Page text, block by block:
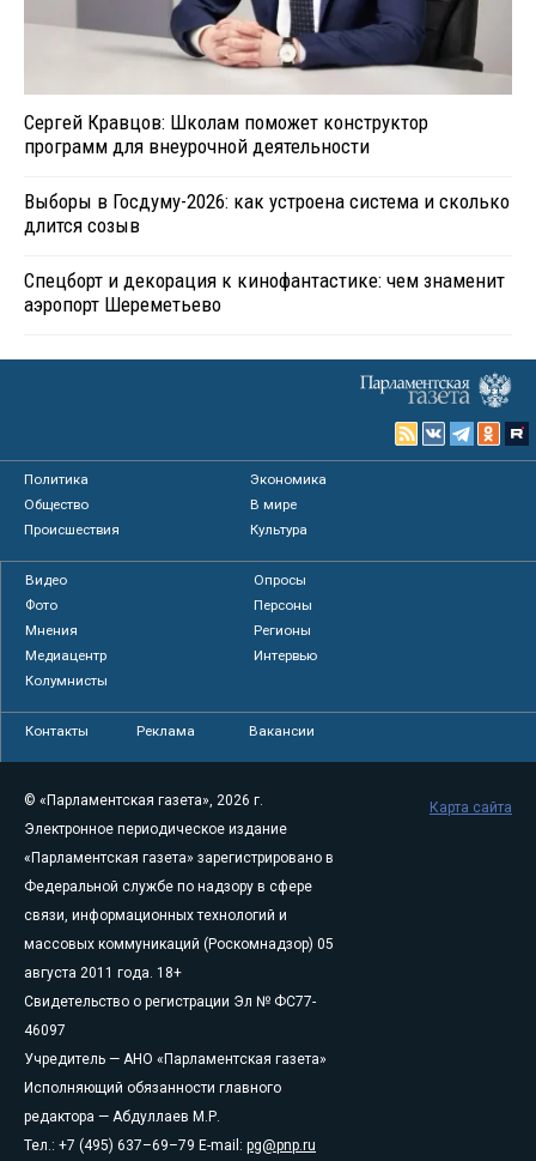
Сергей Кравцов: Школам поможет конструктор
программ для внеурочной деятельности
Выборы в Госдуму-2026: как устроена система и сколько
длится созыв
Спецборт и декорация к кинофантастике: чем знаменит
аэропорт Шереметьево
Политика
Экономика
Общество
В мире
Происшествия
Культура
Видео
Опросы
Фото
Персоны
Мнения
Регионы
Медиацентр
Интервью
Колумнисты
Контакты Реклама Вакансии
© «Парламентская газета», 2026 г.
Электронное периодическое издание
«Парламентская газета» зарегистрировано в
Федеральной службе по надзору в сфере
связи, информационных технологий и
массовых коммуникаций (Роскомнадзор) 05
августа 2011 года. 18+
Свидетельство о регистрации Эл № ФС77-
46097
Учредитель — АНО «Парламентская газета»
Исполняющий обязанности главного
редактора — Абдуллаев М.Р.
Тел.: +7 (495) 637–69–79 E-mail: pg@pnp.ru
Карта сайта